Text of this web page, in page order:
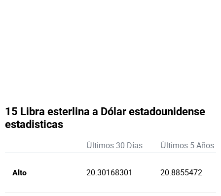
15 Libra esterlina a Dólar estadounidense
estadisticas
Últimos 30 Días Últimos 5 Años
Alto 20.30168301 20.8855472